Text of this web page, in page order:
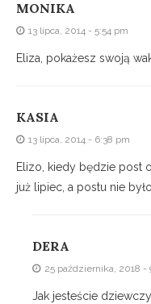
MONIKA
13 lipca, 2014 - 5:54 pm
Eliza, pokażesz swoją
KASIA
13 lipca, 2014 - 6:38 pm
Elizo, kiedy będzie post
już lipiec, a postu nie było
DERA
25 października, 2018 -
Jak jesteście